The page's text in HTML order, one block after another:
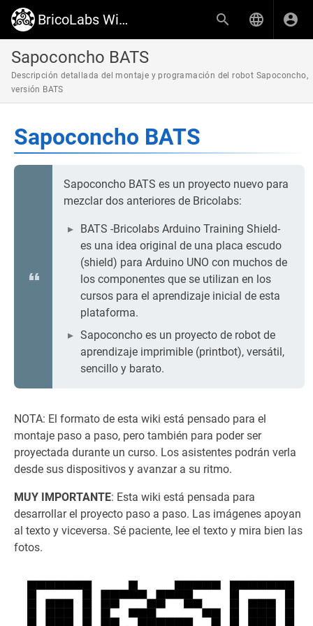
BricoLabs Wiki
Sapoconcho BATS
Descripción detallada del montaje y programación del robot Sapoconcho,
versión BATS
Sapoconcho BATS
Sapoconcho BATS es un proyecto nuevo para
mezclar dos anteriores de Bricolabs:
BATS -Bricolabs Arduino Training Shield-
es una idea original de una placa escudo
(shield) para Arduino UNO con muchos de
los componentes que se utilizan en los
cursos para el aprendizaje inicial de esta
plataforma.
Sapoconcho es un proyecto de robot de
aprendizaje imprimible (printbot), versátil,
sencillo y barato.
NOTA: El formato de esta wiki está pensado para el
montaje paso a paso, pero también para poder ser
proyectada durante un curso. Los asistentes podrán verla
desde sus dispositivos y avanzar a su ritmo.
MUY IMPORTANTE: Esta wiki está pensada para
desarrollar el proyecto paso a paso. Las imágenes apoyan
al texto y viceversa. Sé paciente, lee el texto y mira bien las
fotos.